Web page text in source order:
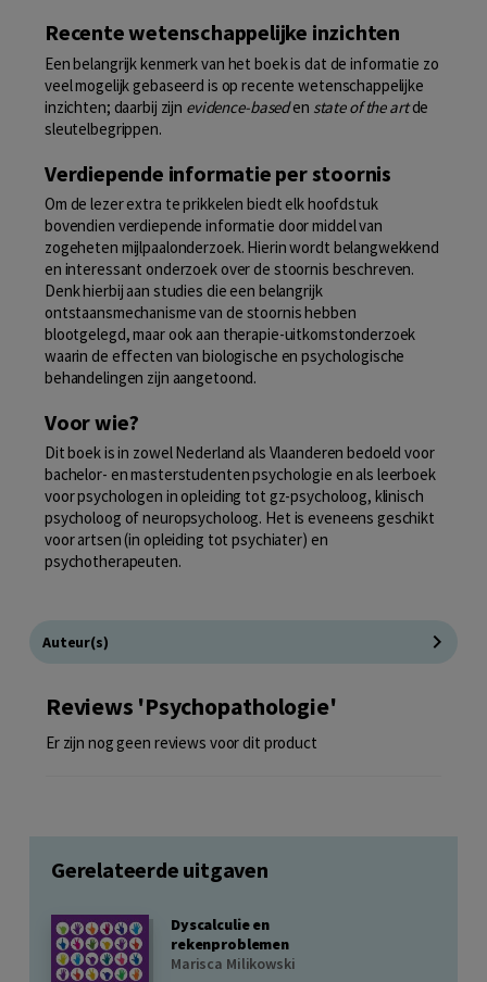
Recente wetenschappelijke inzichten
Een belangrijk kenmerk van het boek is dat de informatie zo
veel mogelijk gebaseerd is op recente wetenschappelijke
inzichten; daarbij zijn evidence-baseden state of the artde
sleutelbegrippen.
Verdiepende informatie per stoornis
Om de lezer extra te prikkelen biedt elk hoofdstuk
bovendien verdiepende informatie door middel van
zogeheten mijlpaalonderzoek. Hierin wordt belangwekkend
en interessant onderzoek over de stoornis beschreven.
Denk hierbij aan studies die een belangrijk
ontstaansmechanisme van de stoornis hebben
blootgelegd, maar ook aan therapie-uitkomstonderzoek
waarin de effecten van biologische en psychologische
behandelingen zijn aangetoond.
Voor wie?
Dit boek is in zowel Nederland als Vlaanderen bedoeld voor
bachelor- en masterstudenten psychologie en als leerboek
voor psychologen in opleiding tot gz-psycholoog, klinisch
psycholoog of neuropsycholoog. Het is eveneens geschikt
voor artsen (in opleiding tot psychiater) en
psychotherapeuten.
Auteur(s)
Reviews 'Psychopathologie'
Er zijn nog geen reviews voor dit product
Gerelateerde uitgaven
Dyscalculie en
rekenproblemen
Marisca Milikowski